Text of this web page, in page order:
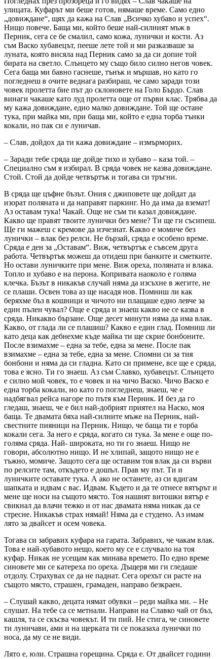
улицата. Куфарът ми беше готов, нямаше време. Само едно
„довиждане“, щях да кажа на Слав „Всичко хубаво и успех“.
Нищо повече. Баща ми, който беше най-силният мъж в
Перник, сега се бе смалил, само кожа, лунички и кости. Аз
съм Васко хубавецът, пееше лете той и ми разказваше за
луната, която висяла над Перник само за да си допие той
бирата на светло. Слънцето му също било силно негов човек.
Сега баща ми бавно гаснеше, тънък и мършав, но като го
погледнеш в очите веднага разбираш, че само заради този
човек пролетта бие път до склоновете на Голо Бърдо. Слав
винаги чакаше като луд пролетта още от първи клас. Трябва да
му кажа довиждане, едно малко довиждане. Той ще остане
тука, при майка ми, при баща ми, който е една торба тънки
кокали, но пак си е луничав.
– Слав, дойдох да ти кажа довиждане – измърморих.
– Заради тебе сряда ще дойде тихо и хубаво – каза той. –
Специално съм я избирал. В сряда човек не казва довиждане.
Стой. Стой да дойде четвъртък и тогава си тръгни.
В сряда ще цъфне бъзът. Ония с джиповете ще дойдат да
изорат поляната и да направят паркинг. Но да има да вземат!
Аз оставам тука! Чакай. Още не съм ти казал довиждане.
Какво ще правят твоите лунички без мене? Ти ще ги съсипеш.
Ще ги мажеш с кремове да изчезнат. Какво е момиче без
лунички – влак без релси. Не бързай, сряда е особено време.
Сряда е ден за „Оставам“. Виж, четвъртък е съвсем друга
работа. Четвъртък можеш да отидеш при банките и сметките.
Но остави луничките при мене. Виж ореха, поляната и влака.
Топло и хубаво е на перона. Копривата наоколо е голяма
клечка. Бъзът в никакъв случай няма да изсъхне в жегите, не
се плаши. Освен това аз ще насадя нов. Помниш ли как
беряхме бъз в кошници и чичото ни плащаше едно левче за
един пълен чувал? Още е сряда и знаеш какво не се казва в
сряда. Никакво бързане. Още десет минути няма да има влак.
Какво, от глада ли се плашиш? Какво е един глад. Помниш ли
като деца как дебнехме къде майка ти ще скрие бонбоните.
После взимахме – една за тебе, една за мене. После пак
взимахме – една за тебе, една за мене. Спомни си за тия
бонбони и няма да си гладна. Като си примене, все ще е сряда,
това е ясно. Ти го знаеш. Аз съм Славко, хубавецът. Слънцето
е силно мой човек, то е човек и на чичо Васко. Чичо Васко е
една торба кокали, но като го погледнеш, знаеш, че е
надбягвал рейса нагоре по пътя към Перник. И без да го
гледаш, знаеш, че е бил най-добрият приятел на Наско, моя
баща. Те двамата бяха най-силните мъже на Перник, най-
свестните пияници на Перник. Нищо, че баща ти е торба
кокали сега. За него е сряда, когато си тука. За мене е още по-
голяма сряда. Най- широката, но ти го знаеш. Нищо не
говори, абсолютно нищо. И не хлипай, защото нищо не е
тъжно, момиче. Защото сега ще оставим тоя влак да си върви
по релсите там, откъдето е дошъл. Прав му път. Ти и
луничките оставате тука. А ако не останете, аз си вдигам
шапката и идвам с вас. Идвам. Където и да те отнесе вятърът и
мене ще носи на същото място. Тоя нашият витошки вятър е
свикнал да влачи тежко и от нас двамата няма никак да се
стресне. Никакъв страх нямай! Няма да е студено. Аз имам
лято за двайсет и осем човека.
Тогава си забравих куфара на гарата. Забравих, че чакам влак.
Това е най-хубавото нещо, което му се е случвало на тоя
куфар. Никак не усещам как минава времето. По едно време
синовете ми се катереха по ореха. Дъщеря ми ги гледаше
отдолу. Страхувах се да не паднат. Сега орехът си расте на
същото място, страшен, грамаден, направо безкраен.
– Слушай какво, децата нямат обувки – реди майка ми. – Не
слушат. На тебе са се метнали. Направи на Славко чай от бъз,
кашля, та се скъсва човекът. И ти пий. Не стига, че синовете
ти луничави, ами и на щерката ти се показаха лунички по
носа, да му се не види.
Лято е, юли. Страшна горещина. Сряда е. От двайсет години